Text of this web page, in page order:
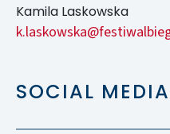
Kamila Laskowska
SOCIAL